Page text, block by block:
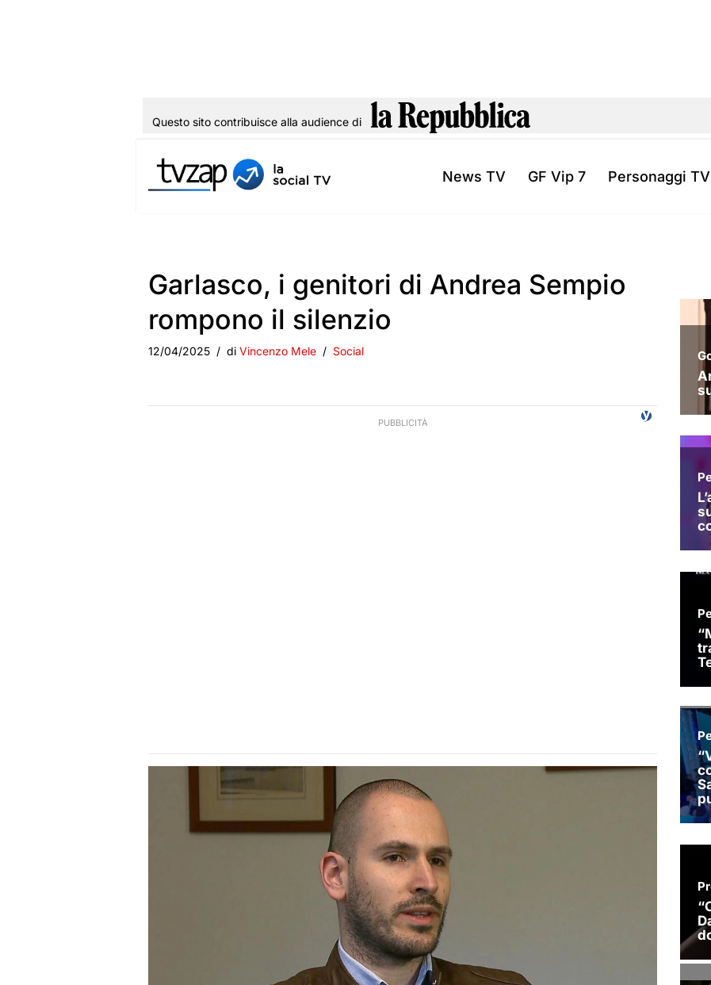
al
Questo sito contribuisce alla audience di
News TV GF Vip 7 Personaggi TV
Garlasco, i genitori di Andrea Sempio
rompono il silenzio
12/04/2025 di Vincenzo Mele Social